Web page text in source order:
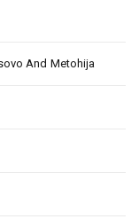
And Metohija